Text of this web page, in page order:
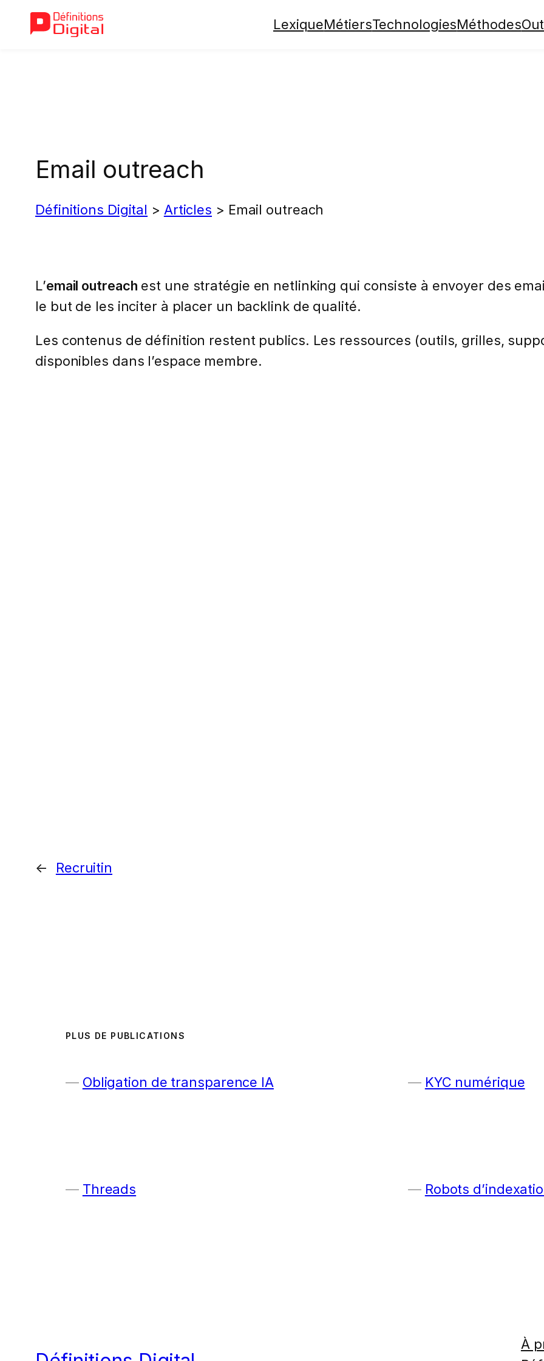
LexiqueMétiersTechnologiesMéthodes
Email outreach
Définitions Digital > Articles > Email outreach
L’email outreach est une stratégie en netlinking qui consiste à envoyer des
le but de les inciter à placer un backlink de qualité.
Les contenus de définition restent publics. Les ressources (outils, grilles,
disponibles dans l’espace membre.
← Recruitin
PLUS DE PUBLICATIONS
Obligation de transparence IA KYC numérique
Threads Robots
À